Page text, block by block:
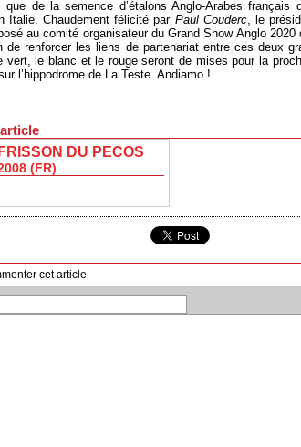
que de la semence d’étalons Anglo-Arabes
Italie. Chaudement félicité par Paul Couderc, le
au comité organisateur du Grand Show Anglo
de renforcer les liens de partenariat entre ces deux
vert, le blanc et le rouge seront de mises pour la
l’hippodrome de La Teste. Andiamo !
FRISSON DU PECOS
(FR)
cet article